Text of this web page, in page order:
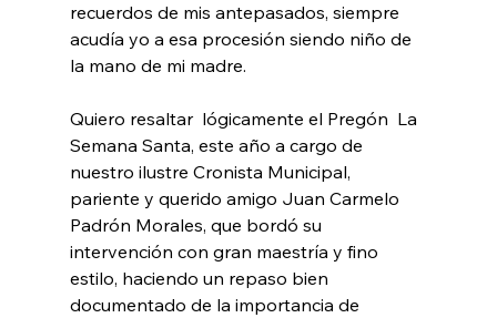
recuerdos de mis antepasados, siempre
acudía yo a esa procesión siendo niño de
la mano de mi madre.
Quiero resaltar  lógicamente el Pregón  La
Semana Santa, este año a cargo de
nuestro ilustre Cronista Municipal,
pariente y querido amigo Juan Carmelo
Padrón Morales, que bordó su
intervención con gran maestría y fino
estilo, haciendo un repaso bien
documentado de la importancia de